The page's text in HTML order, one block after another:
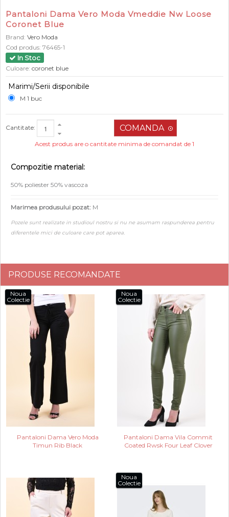
Pantaloni Dama Vero Moda Vmeddie Nw Loose
Coronet Blue
Brand: Vero Moda
Cod produs: 76465-1
In Stoc
Culoare: coronet blue
Marimi/Serii disponibile
M 1 buc
Cantitate:
Acest produs are o cantitate minima de comandat de 1
Compozitie material:
50% poliester 50% vascoza
Marimea produsului pozat: M
Pozele sunt realizate in studioul nostru si nu ne asumam raspunderea pentru
diferentele mici de culoare care pot aparea.
PRODUSE RECOMANDATE
Noua
Colectie
Pantaloni Dama Vero Moda
Timun Rib Black
Noua
Colectie
Pantaloni Dama Vila Commit
Coated Rwsk Four Leaf Clover
Noua
Colectie